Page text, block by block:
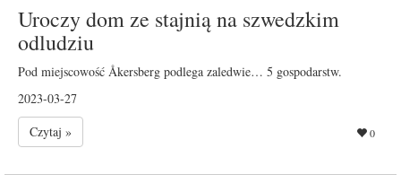
Uroczy dom ze stajnią na szwedzkim
odludziu
Pod miejscowość Åkersberg podlega zaledwie… 5 gospodarstw.
2023-03-27
Czytaj »
0